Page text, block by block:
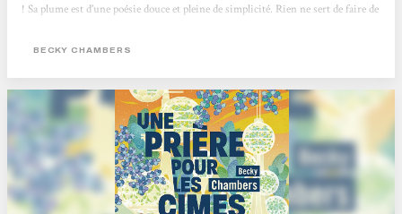
! Sa plume est d’une poésie douce et pleine de simplicité. Rien ne sert de faire de
pour les recyclés sauvages est poétique, doux et simple. C’est une lecture qui
marquant. Iel est poète, doux et simple comme les mots de Becky Chambers....
BECKY CHAMBERS